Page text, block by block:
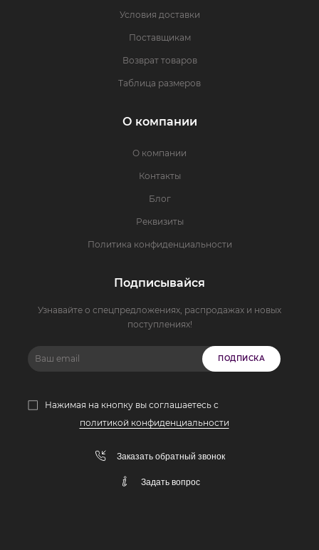
Условия доставки
Поставщикам
Возврат товаров
Таблица размеров
О компании
О компании
Контакты
Блог
Реквизиты
Политика конфиденциальности
Подписывайся
Узнавайте о спецпредложениях, распродажах и новых
поступлениях!
ПОДПИСКА
Нажимая на кнопку вы соглашаетесь с
политикой конфиденциальности
Заказать обратный звонок
Задать вопрос